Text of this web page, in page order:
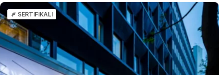
SERTİFİKALI